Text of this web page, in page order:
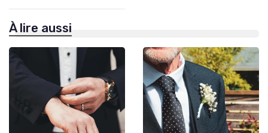
À lire aussi